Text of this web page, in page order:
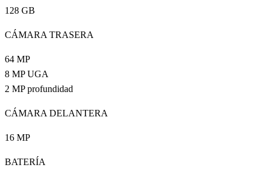
128 GB
CÁMARA TRASERA
64 MP
8 MP UGA
2 MP profundidad
CÁMARA DELANTERA
16 MP
BATERÍA